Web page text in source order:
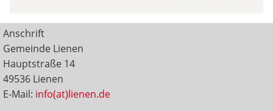
Anschrift
Gemeinde Lienen
Hauptstraße 14
49536 Lienen
E-Mail: info(at)lienen.de